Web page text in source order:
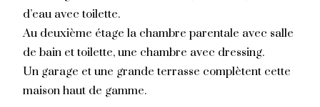
d’eau avec toilette.
Au deuxième étage la chambre parentale avec salle
de bain et toilette, une chambre avec dressing.
Un garage et une grande terrasse complètent cette
maison haut de gamme.